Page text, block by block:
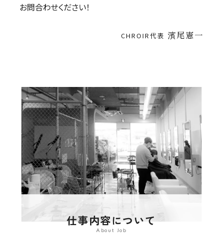
お問合わせください！
CHROIR代表 濱尾憲一
仕事内容について
About Job